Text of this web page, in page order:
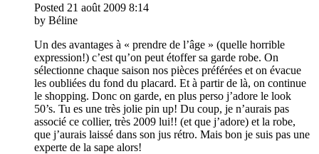
Posted 21 août 2009 8:14
by Béline
Un des avantages à « prendre de l’âge » (quelle horrible
expression!) c’est qu’on peut étoffer sa garde robe. On
sélectionne chaque saison nos pièces préférées et on évacue
les oubliées du fond du placard. Et à partir de là, on continue
le shopping. Donc on garde, en plus perso j’adore le look
50’s. Tu es une très jolie pin up! Du coup, je n’aurais pas
associé ce collier, très 2009 lui!! (et que j’adore) et la robe,
que j’aurais laissé dans son jus rétro. Mais bon je suis pas une
experte de la sape alors!